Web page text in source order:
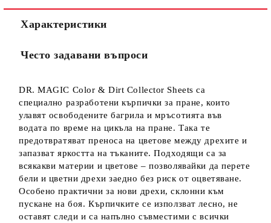
Характеристики
Често задавани въпроси
DR. MAGIC Color & Dirt Collector Sheets са
специално разработени кърпички за пране, които
улавят освободените багрила и мръсотията във
водата по време на цикъла на пране. Така те
предотвратяват преноса на цветове между дрехите и
запазват яркостта на тъканите. Подходящи са за
всякакви материи и цветове – позволявайки да перете
бели и цветни дрехи заедно без риск от оцветяване.
Особено практични за нови дрехи, склонни към
пускане на боя. Кърпичките се използват лесно, не
оставят следи и са напълно съвместими с всички